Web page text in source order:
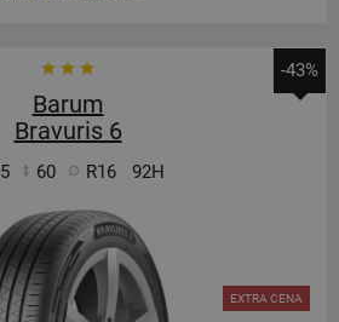
-43%
Barum
Bravuris 6
60 R16 92H
EXTRA CENA